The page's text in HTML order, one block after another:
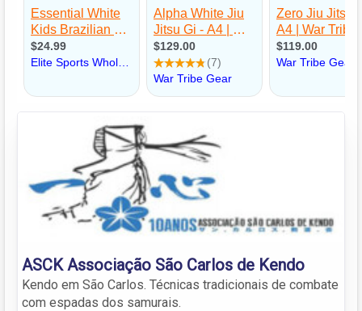
ASCK Associação São Carlos de Kendo
Kendo em São Carlos. Técnicas tradicionais de combate
com espadas dos samurais.